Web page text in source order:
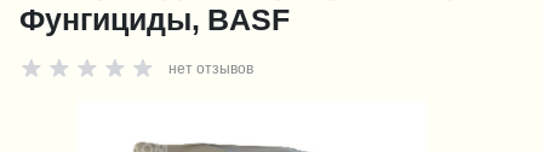
Фунгициды, BASF
нет отзывов